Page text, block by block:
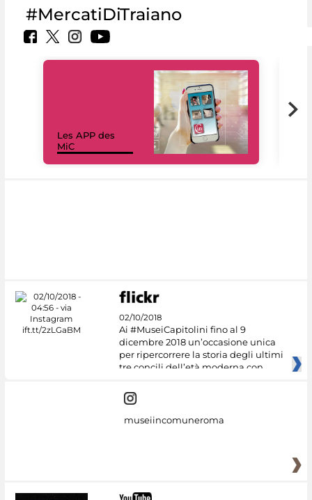
#MercatiDiTraiano
Les APP des
MiC
02/10/2018
Ai #MuseiCapitolini fino al 9
dicembre 2018 un’occasione unica
per ripercorrere la storia degli ultimi
tre concili dell’età moderna con
museiincomuneroma